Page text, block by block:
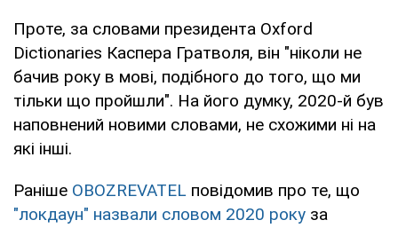
Проте, за словами президента Oxford
Dictionaries Каспера Гратволя, він "ніколи не
бачив року в мові, подібного до того, що ми
тільки що пройшли". На його думку, 2020-й був
наповнений новими словами, не схожими ні на
які інші.
Раніше OBOZREVATEL повідомив про те, що
"локдаун" назвали словом 2020 року за